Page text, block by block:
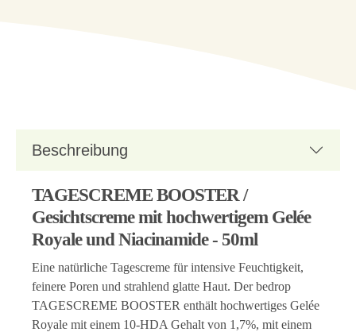
Beschreibung
TAGESCREME BOOSTER /
Gesichtscreme mit hochwertigem Gelée
Royale und Niacinamide - 50ml
Eine natürliche Tagescreme für intensive Feuchtigkeit,
feinere Poren und strahlend glatte Haut. Der bedrop
TAGESCREME BOOSTER enthält hochwertiges Gelée
Royale mit einem 10-HDA Gehalt von 1,7%, mit einem